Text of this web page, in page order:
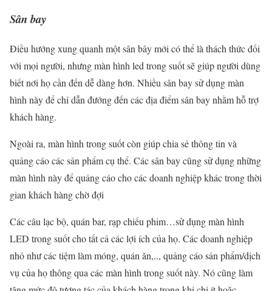
Sân bay
Điều hướng xung quanh một sân bây mới có thể là thách thức đối
với mọi người, nhưng màn hình led trong suốt sẽ giúp người dùng
biết nơi họ cần đến dễ dàng hơn. Nhiều sân bay sử dụng màn
hình này để chỉ dẫn đướng đến các địa điểm sân bay nhằm hỗ trợ
khách hàng.
Ngoài ra, màn hình trong suốt còn giúp chia sẻ thông tin và
quảng cáo các sản phẩm cụ thể. Các sân bay cũng sử dụng những
màn hình này để quảng cáo cho các doanh nghiệp khác trong thời
gian khách hàng chờ đợi
Các câu lạc bộ, quán bar, rạp chiếu phim…sử dụng màn hình
LED trong suốt cho tất cả các lợi ích của họ. Các doanh nghiệp
nhỏ như các tiệm làm móng, quán ăn,.., quảng cáo sản phẩm/dịch
vụ của họ thông qua các màn hình trong suốt này. Nó cũng làm